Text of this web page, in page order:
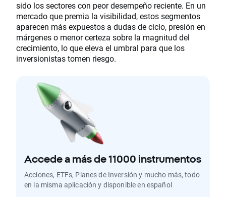
sido los sectores con peor desempeño reciente. En un
mercado que premia la visibilidad, estos segmentos
aparecen más expuestos a dudas de ciclo, presión en
márgenes o menor certeza sobre la magnitud del
crecimiento, lo que eleva el umbral para que los
inversionistas tomen riesgo.
Accede a más de 11000 instrumentos
Acciones, ETFs, Planes de Inversión y mucho más, todo
en la misma aplicación y disponible en español